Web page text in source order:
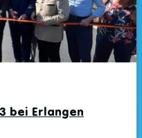
bei Erlangen